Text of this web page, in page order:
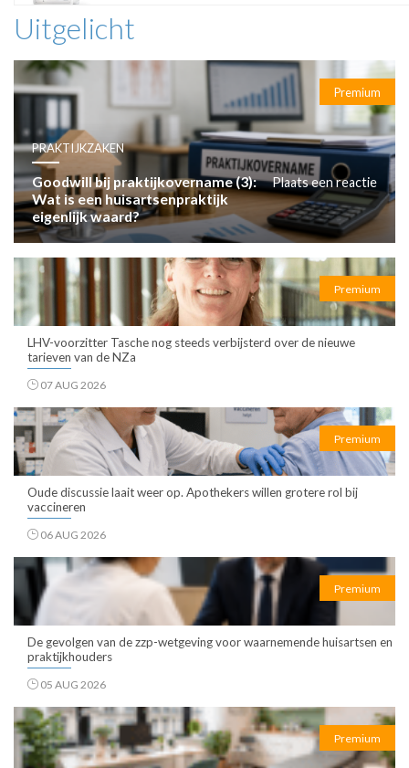
Uitgelicht
Premium
PRAKTIJKZAKEN
Goodwill bij praktijkovername (3):
Wat is een huisartsenpraktijk
eigenlijk waard?
Plaats een reactie
Premium
LHV-voorzitter Tasche nog steeds verbijsterd over de nieuwe
tarieven van de NZa
07 AUG 2026
Premium
Oude discussie laait weer op. Apothekers willen grotere rol bij
vaccineren
06 AUG 2026
Premium
De gevolgen van de zzp-wetgeving voor waarnemende huisartsen en
praktijkhouders
05 AUG 2026
Premium